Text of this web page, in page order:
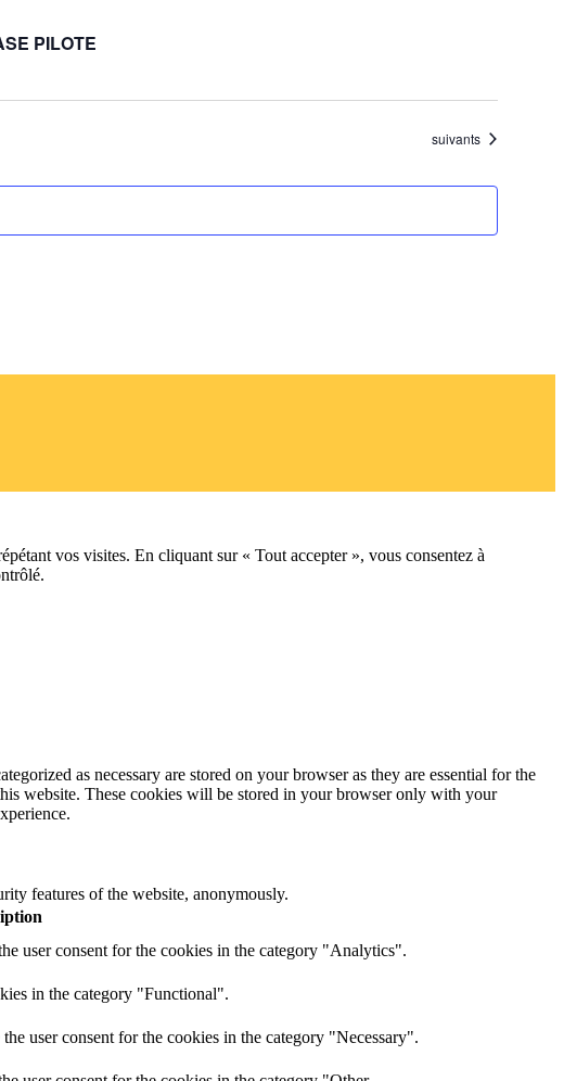
PILOTE
Évènements
suivants
vos visites. En cliquant sur « Tout accepter », vous consentez à
as necessary are stored on your browser as they are essential for the
website. These cookies will be stored in your browser only with your
features of the website, anonymously.
user consent for the cookies in the category "Analytics".
in the category "Functional".
user consent for the cookies in the category "Necessary".